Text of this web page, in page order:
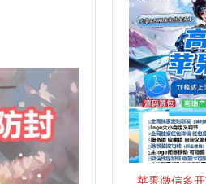
苹果微信多